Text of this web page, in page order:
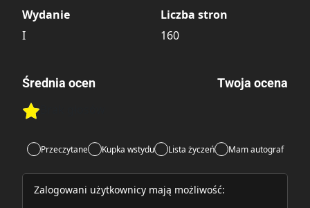
Wydanie
I
Liczba stron
160
Średnia ocen
Rate this item:
Twoja ocena
Przeczytane Kupka wstydu Lista życzeń Mam autograf
Zalogowani użytkownicy mają możliwość: